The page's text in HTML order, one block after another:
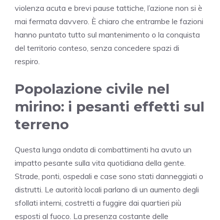
violenza acuta e brevi pause tattiche, l’azione non si è
mai fermata davvero. È chiaro che entrambe le fazioni
hanno puntato tutto sul mantenimento o la conquista
del territorio conteso, senza concedere spazi di
respiro.
Popolazione civile nel
mirino: i pesanti effetti sul
terreno
Questa lunga ondata di combattimenti ha avuto un
impatto pesante sulla vita quotidiana della gente.
Strade, ponti, ospedali e case sono stati danneggiati o
distrutti. Le autorità locali parlano di un aumento degli
sfollati interni, costretti a fuggire dai quartieri più
esposti al fuoco. La presenza costante delle